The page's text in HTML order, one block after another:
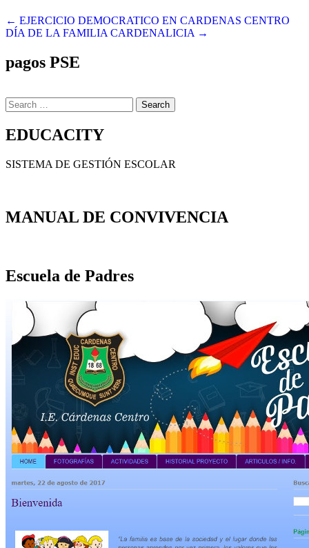
Navegación
de
entradas
← EJERCICIO DEMOCRATICO EN CARDENAS CENTRO
DÍA DE LA FAMILIA CARDENALICIA →
pagos PSE
Search
for:
EDUCACITY
SISTEMA DE GESTIÓN ESCOLAR
MANUAL DE CONVIVENCIA
Escuela de Padres